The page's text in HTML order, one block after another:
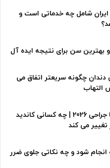
شامل چه خدماتی است و
بهترین سن برای نتیجه ایده آل
چگونه سریعتر اتفاق می
التهاب
راه های درمان فک جلو و فک عقب با جراحی 2026 | چه کسانی کاندید
می کند
انجام شود و چه نکاتی جلوی ضرر